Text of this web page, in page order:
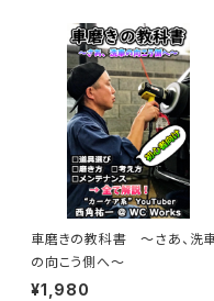
車磨きの教科書 ～さあ、洗
の向こう側へ～
¥1,980